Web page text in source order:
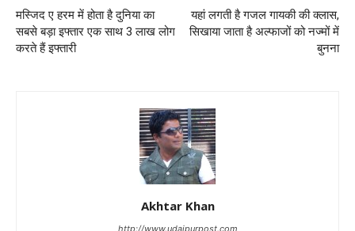
मस्जिद ए हरम में होता है दुनिया का
सबसे बड़ा इफ्तार एक साथ 3 लाख लोग
करते हैं इफ्तारी
यहां लगती है गजल गायकी की क्लास,
सिखाया जाता है अल्फाजों को नज्मों में
बुनना
Akhtar Khan